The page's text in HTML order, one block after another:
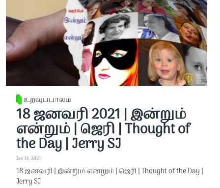
உறவுப்பாலம்
18 ஜனவரி 2021 | இன்றும்
என்றும் | ஜெரி | Thought of
the Day | Jerry SJ
Jan 13, 2021
18 ஜனவரி | இன்றும் என்றும் | ஜெரி | Thought of the Day |
Jerry SJ